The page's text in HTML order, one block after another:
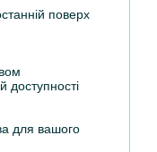
поверх
доступності
для вашого